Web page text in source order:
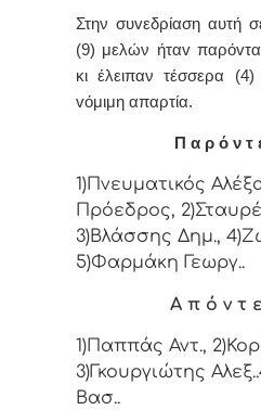
Στην συvεδρίαση αυτή
(9) μελών ήταv
κι έλειπαν τέσσερα (4)
vόμιμη απαρτία.
Π α ρ ό ν τ
1)Πνευματικός
Πρόεδρος,
3)Βλάσσης Δημ.,
5)Φαρμάκη Γεωργ..
Α π ό ν τ
1)Παππάς Αντ.,
3)Γκουργιώτης
Βασ..